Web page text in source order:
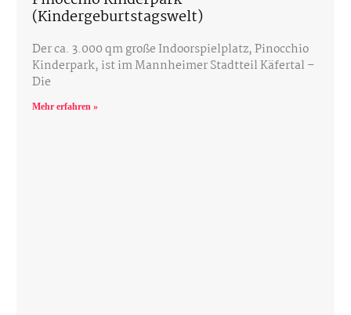
(Kindergeburtstagswelt)
Der ca. 3.000 qm große Indoorspielplatz, Pinocchio
Kinderpark, ist im Mannheimer Stadtteil Käfertal –
Die
Mehr erfahren »